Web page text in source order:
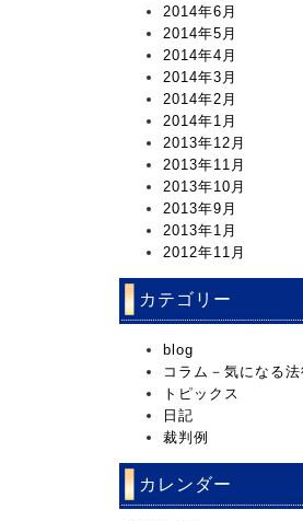
2014年6月
2014年5月
2014年4月
2014年3月
2014年2月
2014年1月
2013年12月
2013年11月
2013年10月
2013年9月
2013年1月
2012年11月
カテゴリー
blog
コラム－気になる
トピックス
日記
裁判例
カレンダー